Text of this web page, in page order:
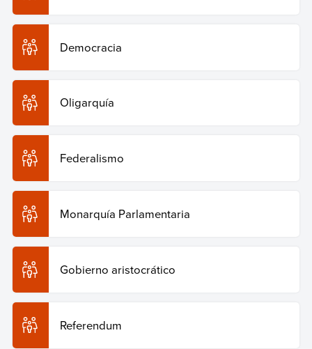
Democracia
Oligarquía
Federalismo
Monarquía Parlamentaria
Gobierno aristocrático
Referendum